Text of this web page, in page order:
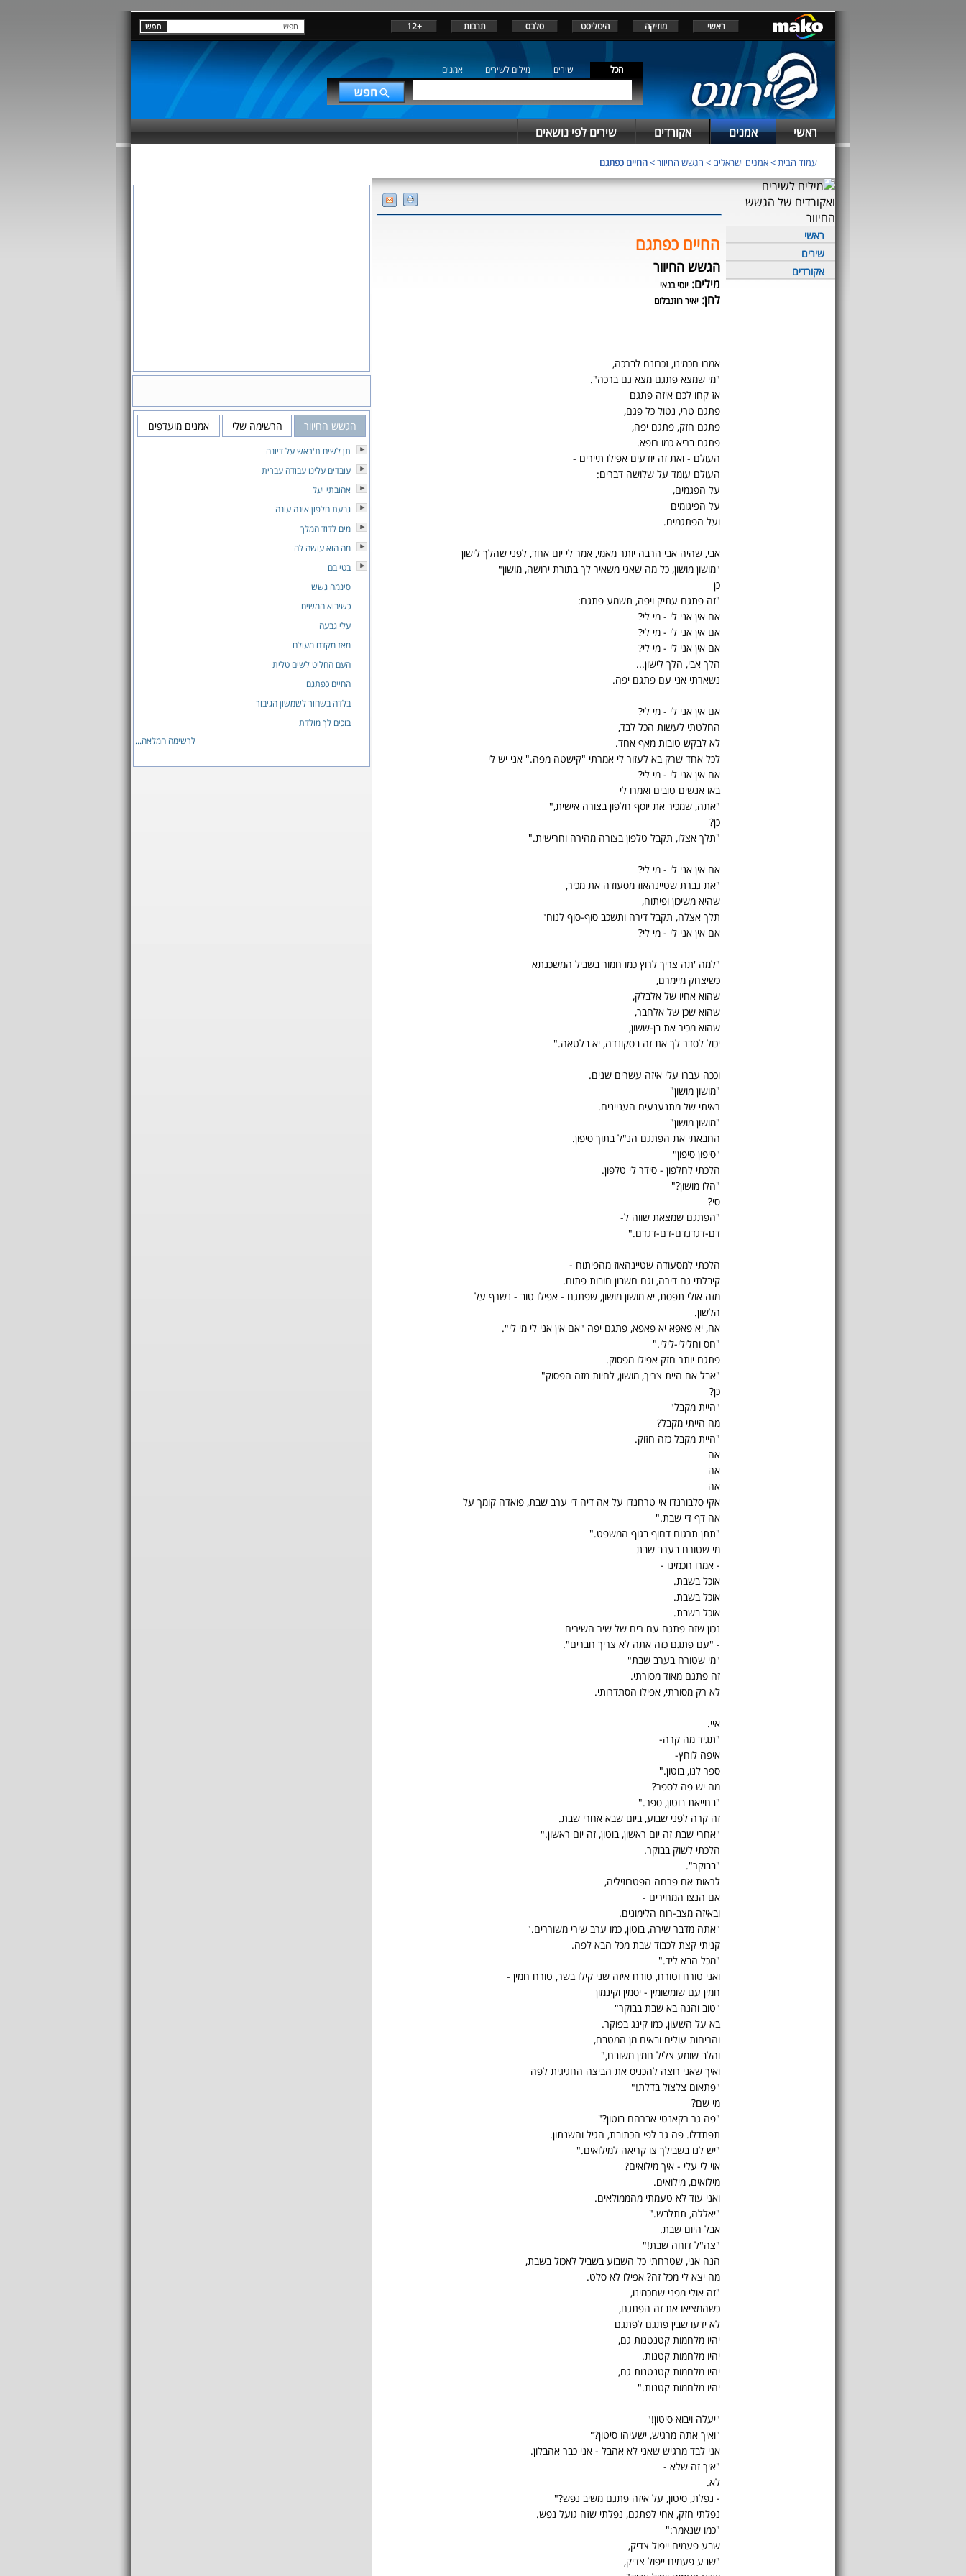
ראשי מוזיקה היטליסט סלבס תרבות +12
הכל שירים מילים לשירים אמנים
ראשי אמנים אקורדים שירים לפי נושאים
עמוד הבית>אמנים ישראלים > הגשש החיוור>החיים כפתגם
ראשי
שירים
אקורדים
החיים כפתגם
הגשש החיוור
מילים: יוסי בנאי
לחן: יאיר רוזנבלום
אמרו חכמינו, זכרונם לברכה,
"מי שמצא פתגם מצא גם ברכה".
אז קחו לכם איזה פתגם
פתגם טרי, נטול כל פגם,
פתגם חזק, פתגם יפה,
פתגם בריא כמו רופא.
העולם - ואת זה יודעים אפילו תיירים -
העולם עומד על שלושה דברים:
על הפגמים,
על הפיגומים
ועל הפתגמים.
אבי, שהיה אבי הרבה יותר מאמי, אמר לי יום אחד, לפני שהלך לישון
"מושון מושון, כל מה שאני משאיר לך בתורת ירושה, מושון"
כן
"זה פתגם עתיק ויפה, תשמע פתגם:
אם אין אני לי - מי לי?
אם אין אני לי - מי לי?
אם אין אני לי - מי לי?
הלך אבי, הלך לישון...
נשארתי אני עם פתגם יפה.
אם אין אני לי - מי לי?
החלטתי לעשות הכל לבד,
לא לבקש טובות מאף אחד.
לכל אחד שרק בא לעזור לי אמרתי "קישטה מפה." אני יש לי
אם אין אני לי - מי לי?
באו אנשים טובים ואמרו לי
"אתה, שמכיר את יוסף חלפון בצורה אישית,"
כן?
"תלך אצלו, תקבל טלפון בצורה מהירה וחרישית."
אם אין אני לי - מי לי?
"את גברת שטיינהאוז מסעודה את מכיר,
שהיא משיכון ופיתוח,
תלך אצלה, תקבל דירה ותשכב סוף-סוף לנוח"
אם אין אני לי - מי לי?
"למה 'תה צריך לרוץ כמו חמור בשביל המשכנתא
כשיצחק מיימרם,
שהוא אחיו של אלבלק,
שהוא שכן של אלחבר,
שהוא מכיר את בן-ששון,
יכול לסדר לך את זה בסקונדה, יא בלטאה."
וככה עברו עלי איזה עשרים שנים.
"מושון מושון"
ראיתי של מתנענעים העניינים.
"מושון מושון"
החבאתי את הפתגם הנ"ל בתוך סיפון.
"סיפון סיפון"
הלכתי לחלפון - סידר לי טלפון.
"הלו מושון?"
סי?
"הפתגם שמצאת שווה ל-
דם-דגדגדם-דם-דגדם."
הלכתי למסעודה שטיינהאוז מהפיתוח -
קיבלתי גם דירה, וגם חשבון חובות פתוח.
מזה אולי תפסת, יא מושון מושון, שפתגם - אפילו טוב - נשרף על
הלשון.
אח, יא פאפא יא פאפא, פתגם יפה "אם אין אני לי מי לי".
"חס וחלילי-לילי."
פתגם יותר חזק אפילו מפסוק.
"אבל אם היית צריך, מושון, לחיות מזה הפסוק"
כן?
"היית מקבל"
מה הייתי מקבל?
"היית מקבל כזה חזוק.
אה
אה
אה
אקי סלבורנדו אי טרחנדו על אה דיה די ערב שבת, פואדה קומך על
אה דף די שבת."
"תתן תרגום דחוף בגוף המשפט."
מי שטורח בערב שבת
- אמרו חכמינו -
אוכל בשבת.
אוכל בשבת.
אוכל בשבת.
נכון שזה פתגם עם ריח של שיר השירים
- "עם פתגם כזה אתה לא צריך חברים".
"מי שטורח בערב שבת"
זה פתגם מאוד מסורתי.
לא רק מסורתי, אפילו הסתדרותי.
איי.
"תגיד מה קרה-
איפה לוחץ-
ספר לנו, בוטון."
מה יש פה לספר?
"בחייאת בוטון, ספר."
זה קרה לפני שבוע, ביום שבא אחרי שבת.
"אחרי שבת זה יום ראשון, בוטון, זה יום ראשון."
הלכתי לשוק בבוקר.
"בבוקר".
לראות אם פרחה הפטרוזיליה,
אם הנצו המחירים -
ובאיזה מצב-רוח הלימונים.
"אתה מדבר שירה, בוטון, כמו ערב שירי משוררים."
קניתי קצת לכבוד שבת מכל הבא לפה.
"מכל הבא ליד."
ואני טורח וטורח, טורח איזה שני קילו בשר, טורח חמין -
חמין עם שומשומין - יסמין וקינמון
"טוב והנה בא שבת בבוקר"
בא על השעון, כמו קינג בפוקר.
והריחות עולים ובאים מן המטבח,
והלב שומע צליל חמין משובח,"
ואיך שאני רוצה להכניס את הביצה החגיגית לפה
"פתאום צלצול בדלת!"
מי שם?
"פה גר רקאנטי אברהם בוטון?"
תפתדלו. פה גר לפי הכתובת, הגיל והשנתון.
"יש לנו בשבילך צו קריאה למילואים."
אוי לי עלי - איך מילואים?
מילואים, מילואים.
ואני עוד לא טעמתי מהממולאים.
"יאללה, תתלבש."
אבל היום שבת.
"צה"ל דוחה שבת!"
הנה אני, שטרחתי כל השבוע בשביל לאכול בשבת,
מה יצא לי מכל זה? אפילו לא סלט.
"זה אולי מפני שחכמינו,
כשהמציאו את זה הפתגם,
לא ידעו שבין פתגם לפתגם
יהיו מלחמות קטנטנות גם,
יהיו מלחמות קטנות.
יהיו מלחמות קטנטנות גם,
יהיו מלחמות קטנות."
"יעלה ויבוא סיטון!"
"ואיך אתה מרגיש, ישעיהו סיטון?"
אני לבד מרגיש שאני לא אהבל - אני כבר אהבלון.
"איך זה שלא -
לא.
- נפלת, סיטון, על איזה פתגם משיב נפש?"
נפלתי חזק, אחי לפתגם, נפלתי שזה גועל נפש.
"כמו שנאמר:"
שבע פעמים ייפול צדיק,
"שבע פעמים ייפול צדיק,
הגשש החיוור הרשימה שלי אמנים מועדפים
תן לשים ת'ראש על דיונה
עובדים עלינו עבודה עברית
אהובתי יעל
גבעת חלפון אינה עונה
מים לדוד המלך
מה הוא עושה לה
בטי בם
סינמה גשש
כשיבוא המשיח
עלי גבעה
מאז מקדם מעולם
העם החליט לשים טלית
החיים כפתגם
בלדה בשחור לשמשון הגיבור
בוכים לך מולדת
לרשימה המלאה...